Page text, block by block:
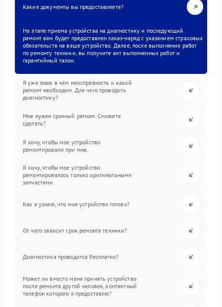
Какие документы вы предоставляете?
На этапе приема устройства на диагностику и последующий
ремонт вам будет предоставлен заказ-наряд с указанием страховых
обязательств на ваше устройство. Далее, после выполнения работ
по ремонту техники, вы получите акт выполненных работ и
гарантийный талон.
Я уже знаю в чем неисправность и какой
ремонт необходим. Для чего проводить
диагностику?
Мне нужен срочный ремонт. Сможете
сделать?
Я хочу, чтобы мое устройство
ремонтировали при мне.
Я хочу, чтобы мое устройство
ремонтировалось только оригинальными
запчастями.
Как я узнаю, что мое устройство готово?
От чего зависит срок ремонта техники?
Диагностика проводится бесплатно?
Может ли вместо меня принять устройство
после ремонта другой человек, контактный
телефон которого я предоставлю?